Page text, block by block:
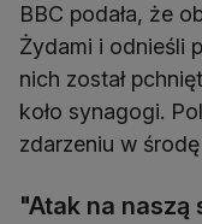
BBC podała, że
Żydami i odnieśli
nich został
koło synagogi.
zdarzeniu w
"Atak na naszą